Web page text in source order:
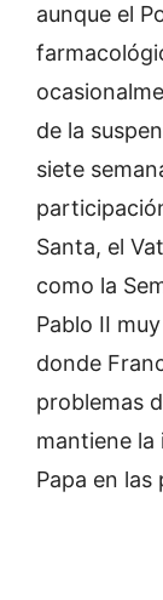
aunque el
de la
siete
Santa, el
como la
Pablo II
donde
problemas
mantiene
Papa en